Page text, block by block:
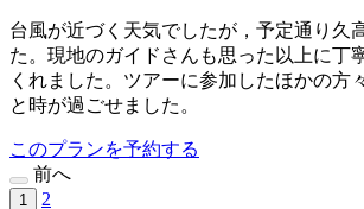
台風が近づく天気でしたが，予定通り久
た。現地のガイドさんも思った以上に丁
くれました。ツアーに参加したほかの方
と時が過ごせました。
このプランを予約する
前へ
1 2